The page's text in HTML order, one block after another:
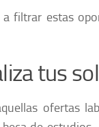
filtrar estas
tus
ofertas